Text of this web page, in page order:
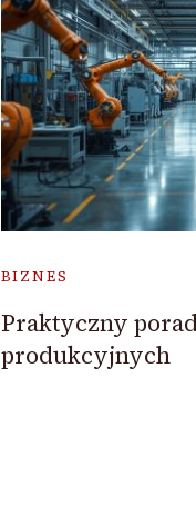
BIZNES
Praktyczny
produkcyjnych